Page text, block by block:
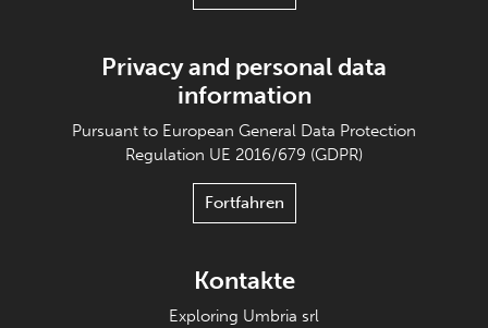
Privacy and personal data
information
Pursuant to European General Data Protection
Regulation UE 2016/679 (GDPR)
Fortfahren
Kontakte
Exploring Umbria srl